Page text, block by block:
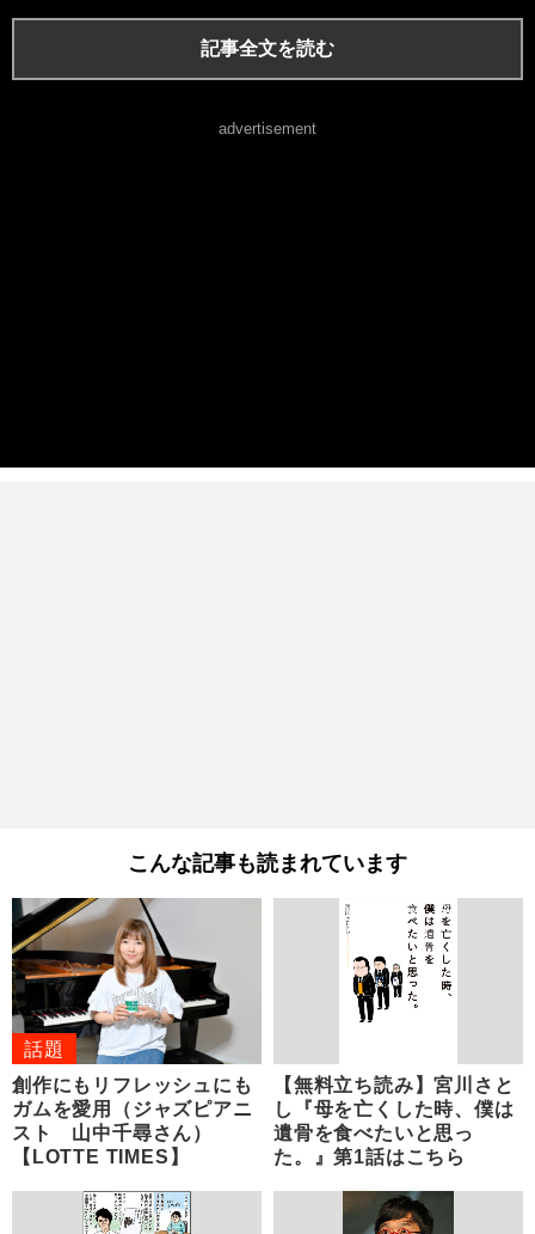
記事全文を読む
advertisement
こんな記事も読まれています
話題
創作にもリフレッシュにも
ガムを愛用（ジャズピアニ
スト 山中千尋さん）
【LOTTE TIMES】
【無料立ち読み】宮川さと
し『母を亡くした時、僕は
遺骨を食べたいと思っ
た。』第1話はこちら